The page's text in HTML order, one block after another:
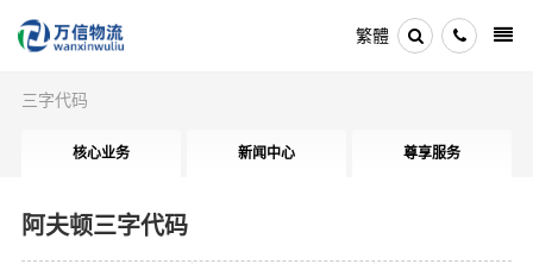
繁體
三字代码
核心业务 新闻中心 尊享服务
阿夫顿三字代码